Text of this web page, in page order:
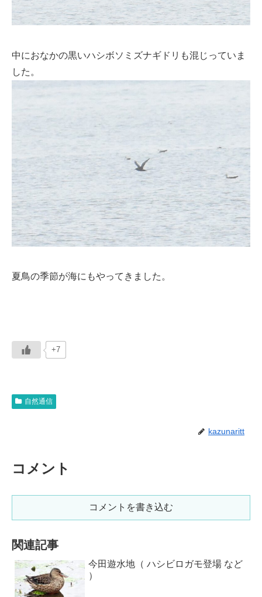
中におなかの黒いハシボソミズナギドリも混じっていま
した。
夏鳥の季節が海にもやってきました。
+7
自然通信
kazunaritt
コメント
コメントを書き込む
関連記事
今田遊水地（ ハシビロガモ登場 など
）